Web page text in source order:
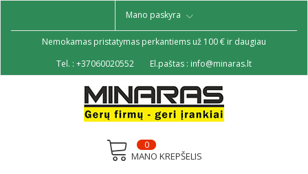
Mano paskyra
Nemokamas pristatymas perkantiems už 100 € ir daugiau
Tel. : +37060020552 El.paštas : info@minaras.lt
MANO KREPŠELIS
0